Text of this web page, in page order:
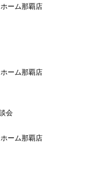
ーム那覇店
ーム那覇店
会
ーム那覇店